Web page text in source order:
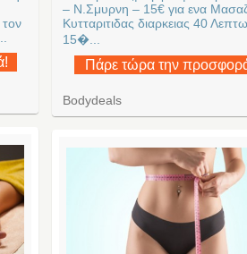
– Ν.Σμυρνη – 15€ για ενα
Κυτταριτιδας διαρκειας 40
15�...
Πάρε τώρα την
Bodydeals